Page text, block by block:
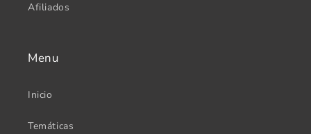
Afiliados
Menu
Inicio
Temáticas